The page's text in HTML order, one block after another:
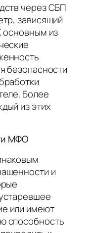
через СБП
зависящий
основным из
безопасности
Более
из этих
МФО
и
или имеют
способность